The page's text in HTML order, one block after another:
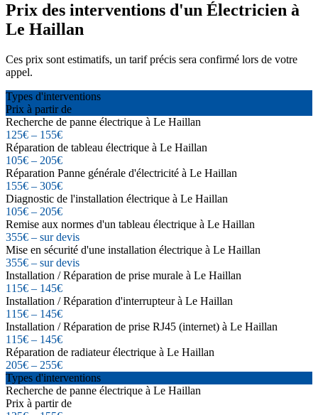
Prix des interventions d'un Électricien à
Le Haillan
Ces prix sont estimatifs, un tarif précis sera confirmé lors de votre
appel.
Types d'interventions
Prix à partir de
Recherche de panne électrique à Le Haillan
125€ – 155€
Réparation de tableau électrique à Le Haillan
105€ – 205€
Réparation Panne générale d'électricité à Le Haillan
155€ – 305€
Diagnostic de l'installation électrique à Le Haillan
105€ – 205€
Remise aux normes d'un tableau électrique à Le Haillan
355€ – sur devis
Mise en sécurité d'une installation électrique à Le Haillan
355€ – sur devis
Installation / Réparation de prise murale à Le Haillan
115€ – 145€
Installation / Réparation d'interrupteur à Le Haillan
115€ – 145€
Installation / Réparation de prise RJ45 (internet) à Le Haillan
115€ – 145€
Réparation de radiateur électrique à Le Haillan
205€ – 255€
Types d'interventions
Recherche de panne électrique à Le Haillan
Prix à partir de